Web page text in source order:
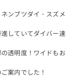
ンブツダイ・スズ
していてダイバー
透明度！ワイドもお
案内でした！